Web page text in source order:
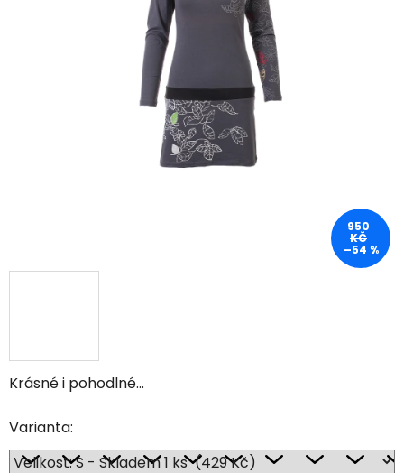
Krásné i pohodlné...
Varianta:
950
KČ
–54 %